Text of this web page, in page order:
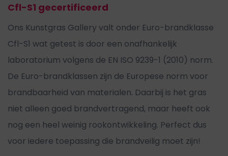
Cfl-S1 gecertificeerd
Ons Kunstgras Gallery valt onder Euro-brandklasse
Cfl-S1 wat getest is door een onafhankelijk
laboratorium volgens de EN ISO 9239-1 (2010) norm.
De Euro-brandklassen zijn de Europese norm voor
brandbaarheid van materialen. Daarbij is het gras
niet alleen goed brandvertragend, maar heeft ook
nog een heel weinig rookontwikkeling. Perfect dus
voor iedere toepassing die brandveilig moet zijn!